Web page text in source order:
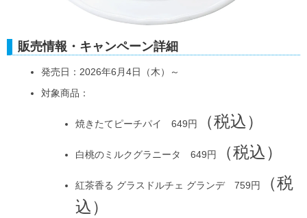
販売情報・キャンペーン詳細
発売日：2026年6月4日（木）～
対象商品：
焼きたてピーチパイ 649円 （税込）
白桃のミルクグラニータ 649円 （税込）
紅茶香る グラスドルチェ グランデ 759円
（税
込）